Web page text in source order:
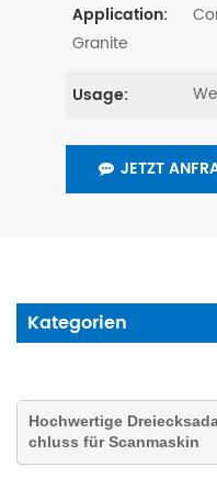
Application:
Granite
Usage:
JETZT
Kategorien
Hochwertige
chluss für Scanmaskin